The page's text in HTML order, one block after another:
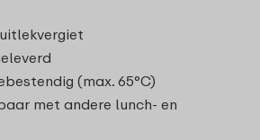
(max. 65°C)
met andere lunch- en